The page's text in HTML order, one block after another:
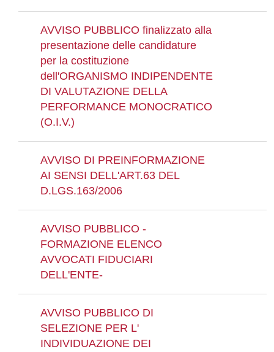
AVVISO PUBBLICO finalizzato alla
presentazione delle candidature
per la costituzione
dell'ORGANISMO INDIPENDENTE
DI VALUTAZIONE DELLA
PERFORMANCE MONOCRATICO
(O.I.V.)
AVVISO DI PREINFORMAZIONE
AI SENSI DELL'ART.63 DEL
D.LGS.163/2006
AVVISO PUBBLICO -
FORMAZIONE ELENCO
AVVOCATI FIDUCIARI
DELL'ENTE-
AVVISO PUBBLICO DI
SELEZIONE PER L'
INDIVIDUAZIONE DEI